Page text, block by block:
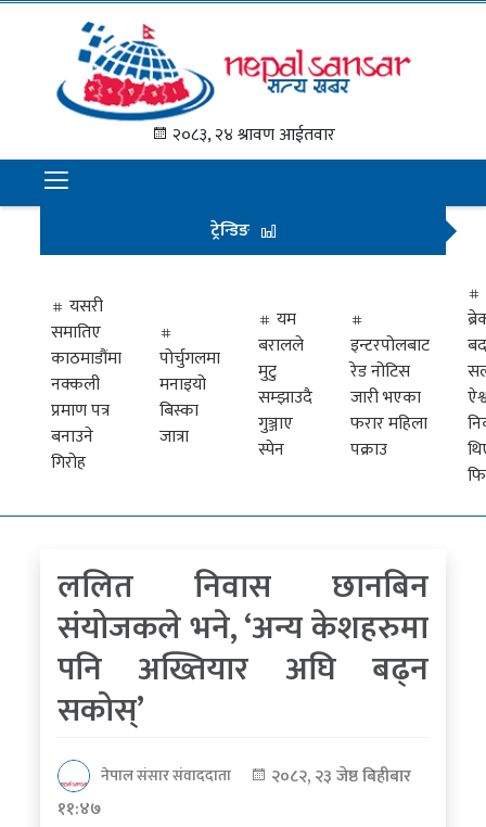
२०८३, २४ श्रावण आईतवार
समाचार
राजनीति
अन्तराष्ट्रिय
अर्थ
मनोरञ्जन
प्रवास
खेलकुद
पत्रपत्रिकाबाट
ट्रेन्डिङ
यसरी
समातिए
काठमाडौंमा
नक्कली
प्रमाण पत्र
बनाउने
गिरोह
पोर्चुगलमा
मनाइयो
बिस्का
जात्रा
यम
बरालले
मुटु
सम्झाउदै
गुञ्जाए
स्पेन
इन्टरपोलबाट
रेड नोटिस
जारी भएका
फरार महिला
पक्राउ
ललित निवास छानबिन
संयोजकले भने, ‘अन्य केशहरुमा
पनि अख्तियार अघि बढ्न
सकोस्’
नेपाल संसार संवाददाता
२०८२, २३ जेष्ठ बिहीबार
११:४७